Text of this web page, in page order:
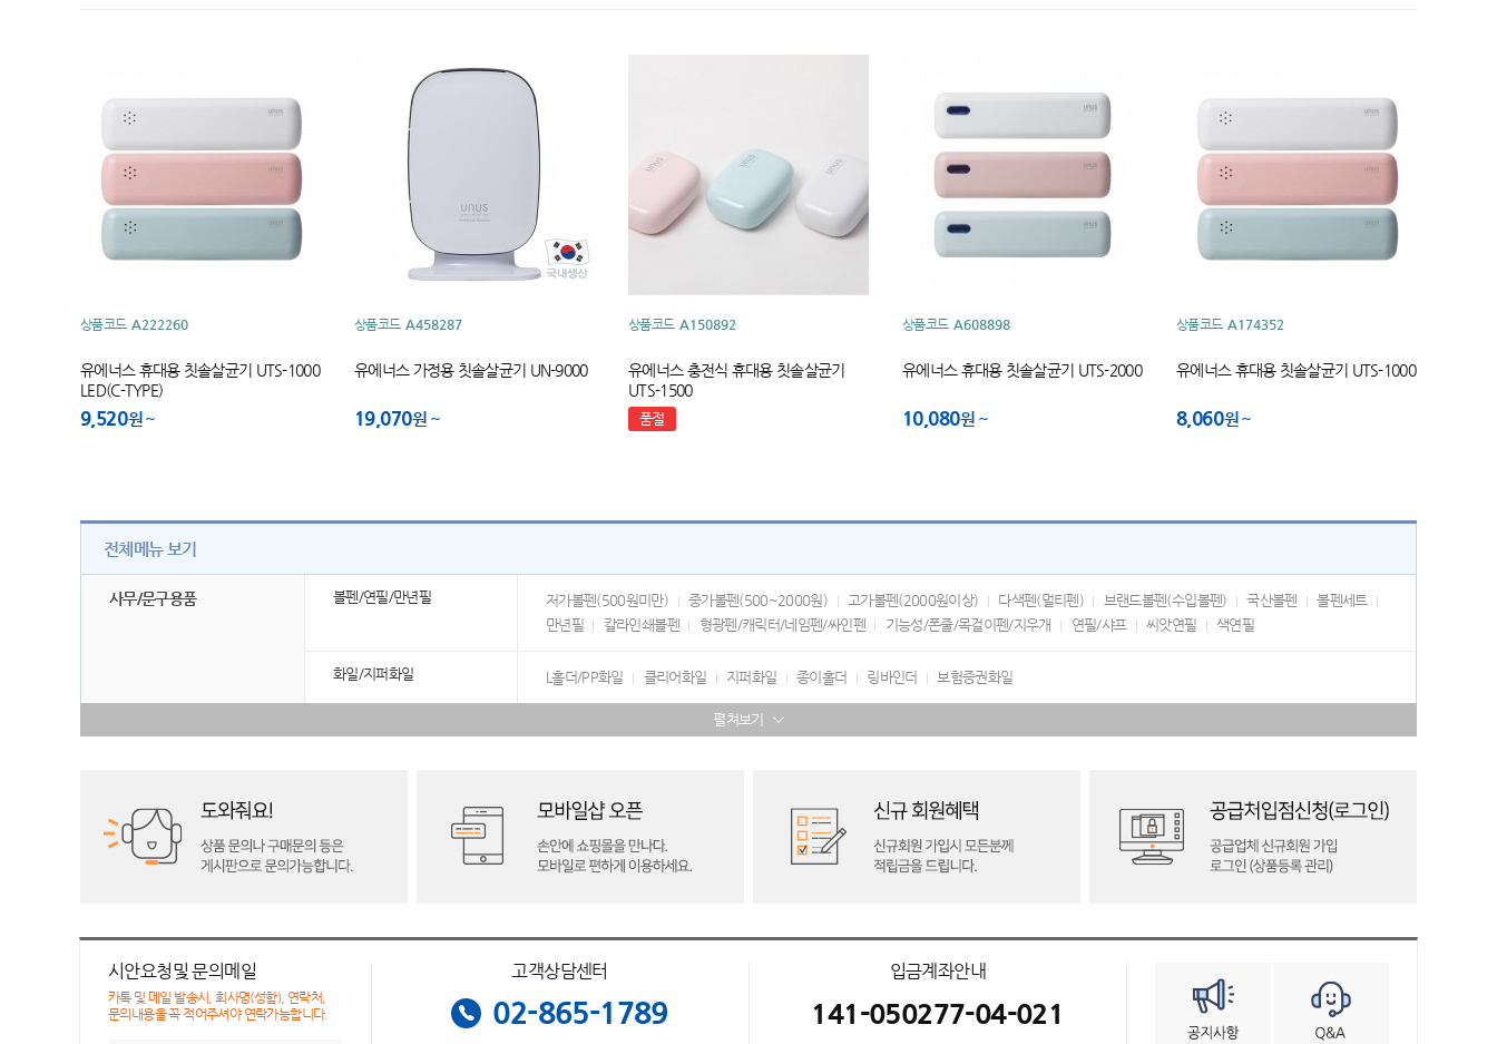
상품코드 A222260
유에너스 휴대용 칫솔살균기 UTS-1000
LED(C-TYPE)
9,520원
상품코드 A458287
유에너스 가정용 칫솔살균기 UN-9000
19,070원
상품코드 A150892
유에너스 충전식 휴대용 칫솔살균기
UTS-1500
품절
상품코드 A608898
유에너스 휴대용 칫솔살균기 UTS-2000
10,080원
상품코드 A174352
유에너스 휴대용 칫솔살균기 UTS-1000
8,060원
전체메뉴 보기
사무/문구용품 볼펜/연필/만년필 저가볼펜(500원미만) 중가볼펜(500~2000원) 고가볼펜(2000원이상) 다색펜(멀티펜) 브랜드볼펜(수입볼펜) 국산볼펜
볼펜세트
만년필
칼라인쇄볼펜 형광펜/캐릭터/네임펜/싸인펜 기능성/폰줄/목걸이펜/지우개 연필/샤프 씨앗연필 색연필
화일/지퍼화일 L홀더/PP화일 클리어화일 지퍼화일 종이홀더 링바인더 보험증권화일
펼쳐보기
시안요청및 문의메일
카톡 및 메일 발송시, 회사명(성함), 연락처,
문의내용을 꼭 적어주셔야 연락가능합니다.
고객상담센터
02-865-1789
입금계좌안내
141-050277-04-021